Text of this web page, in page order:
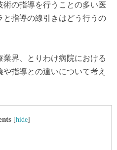
の指導を行うことの多い医
指導の線引きはどう行うの
界、とりわけ病院における
指導との違いについて考え
[hide]